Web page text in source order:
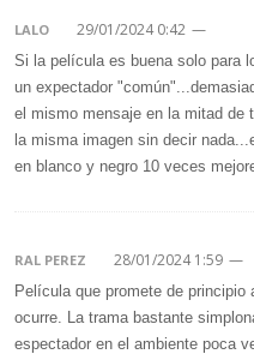
LALO 29/01/2024 0:42 —
Si la película es buena solo para
un expectador
el mismo mensaje en la mitad de
la misma imagen sin decir
en blanco y negro 10 veces
RAL PEREZ 28/01/2024 1:59 —
Película que promete de
ocurre. La trama bastante
espectador en el ambiente poca